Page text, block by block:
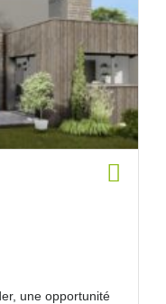
une opportunité